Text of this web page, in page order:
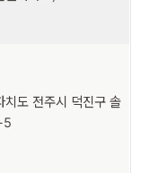
치도 전주시 덕진구 솔
5